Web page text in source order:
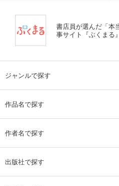
書店員が選んだ「本
事サイト『ぶくまる』
ジャンルで探す
作品名で探す
作者名で探す
出版社で探す